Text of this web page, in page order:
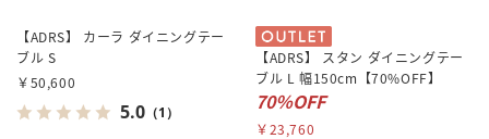
【ADRS】 カーラ ダイニングテー
ブル S
￥50,600
5.0 （1）
【ADRS】 スタン ダイニングテー
ブル L 幅150cm【70%OFF】
70％OFF
￥23,760